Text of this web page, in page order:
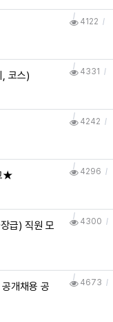
4122
, 코스) 4331
4242
★ 4296
급) 직원 모
4300
개채용 공
4673